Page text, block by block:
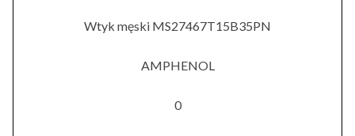
Wtyk męski MS27467T15B35PN
AMPHENOL
0